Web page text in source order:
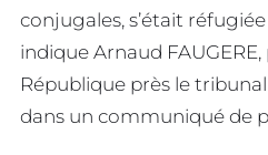
conjugales, s’était
indique Arnaud
République près le
dans un communiqué de